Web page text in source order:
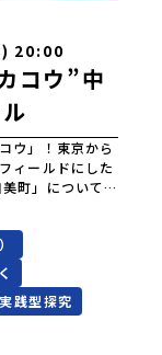
ル : nakani-
20:00
コウ”中
ウ」！東京から
ィールドにした
町」について
ープンスクー
まちの様子を
しでも気にな
しください！
し上げ日程を
のフォームを
んでもお問合
かるリンク一
践型探究